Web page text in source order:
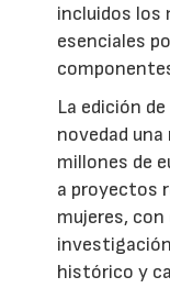
incluidos los
esenciales
La edición
novedad
millones de
a proyectos
mujeres,
histórico y